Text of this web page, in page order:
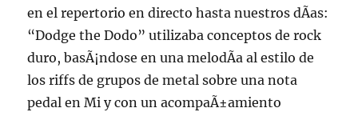
en el repertorio en directo hasta nuestros dÃ­as:
“Dodge the Dodo” utilizaba conceptos de rock
duro, basÃ¡ndose en una melodÃ­a al estilo de
los riffs de grupos de metal sobre una nota
pedal en Mi y con un acompaÃ±amiento